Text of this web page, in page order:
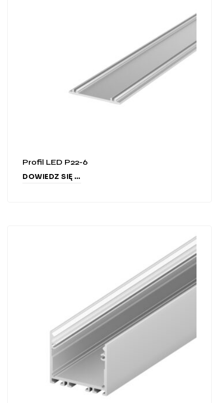
Profil LED P22-6
DOWIEDZ SIĘ WIĘCEJ